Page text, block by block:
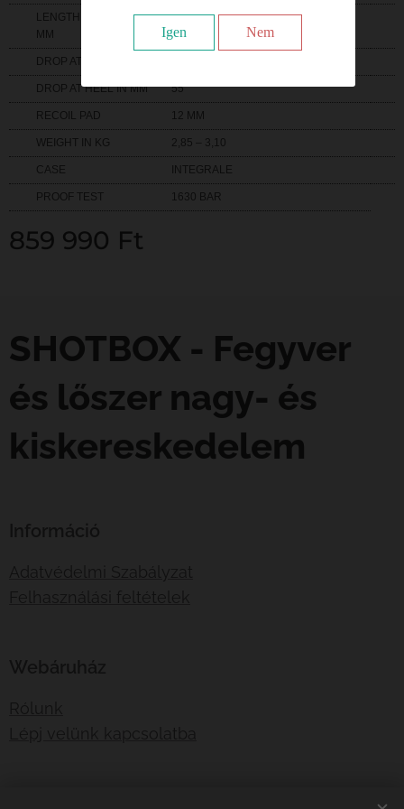
Igen Nem
LENGTH OF PULL IN
MM
365
DROP AT COMB IN MM
DROP AT HEEL IN MM 55
RECOIL PAD 12 MM
WEIGHT IN KG 2,85 – 3,10
CASE INTEGRALE
PROOF TEST 1630 BAR
859 990 Ft
SHOTBOX - Fegyver
és lőszer nagy- és
kiskereskedelem
shotboxinfo@gmail.com